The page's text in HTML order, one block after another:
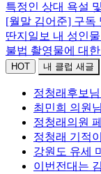
특정인 상대 욕설
[월말 김어준] 구독
딴지일보 내 성인
불법 촬영물에 대
HOT 내 클럽 새글
정청래후보
최민희 의원
정청래의원
정청래 기적
강원도 유세
이번전대는